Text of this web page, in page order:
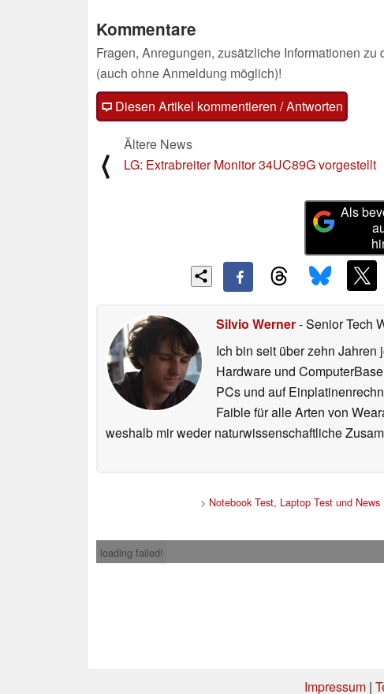
Kommentare
Fragen, Anregungen, zusätzliche Informationen
(auch ohne Anmeldung möglich)!
Diesen Artikel kommentieren / Antworten
⟨
Ältere News
LG: Extrabreiter Monitor 34UC89G vorgestellt
Als
Silvio Werner- Senior Tech
Ich bin seit über zehn
Hardware und
PCs und auf
Faible für alle Arten von
weshalb mir weder naturwissenschaftliche
> Notebook Test, Laptop Test und News
loading failed!
Impressum |